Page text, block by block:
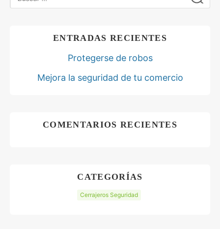
ENTRADAS RECIENTES
Protegerse de robos
Mejora la seguridad de tu comercio
COMENTARIOS RECIENTES
CATEGORÍAS
Cerrajeros Seguridad